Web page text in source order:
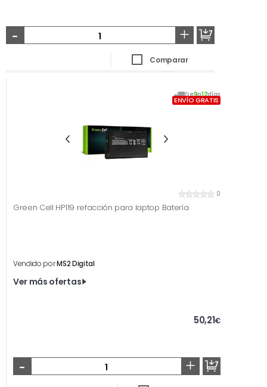
- +
Comparar
De9a12días
ENVÍO GRATIS
0
Green Cell HP119 refacción para laptop Batería
Vendido porMS2 Digital
Ver más ofertas
50,21€
- +